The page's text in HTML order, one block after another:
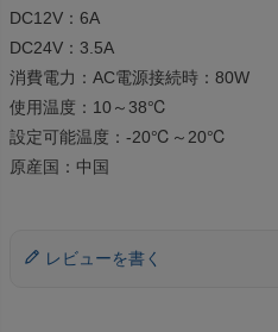
DC12V：6A
DC24V：3.5A
消費電力：AC電源接続時：80W
使用温度：10～38℃
設定可能温度：-20℃～20℃
原産国：中国
レビューを書く